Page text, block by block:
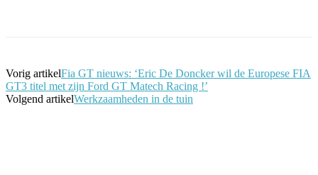
Vorig artikelFia GT nieuws: ‘Eric De Doncker wil de Europese FIA
GT3 titel met zijn Ford GT Matech Racing !’
Volgend artikelWerkzaamheden in de tuin